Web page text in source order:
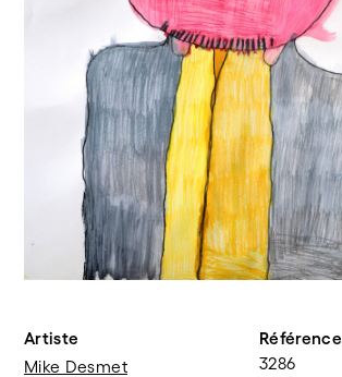
Artiste
Mike Desmet
Référence
3286